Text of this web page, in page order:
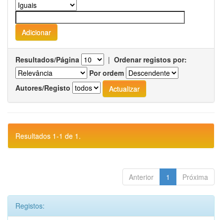
Resultados/Página | Ordenar registos por:
Por ordem
Autores/Registo
Resultados 1-1 de 1.
Anterior 1 Próxima
Registos: